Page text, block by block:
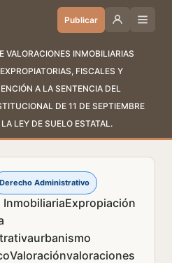
Publicar
VALORACIONES INMOBILIARIAS
FISCALES Y
A LA SENTENCIA DEL
DE 11 DE SEPTIEMBRE
LEY DE SUELO ESTATAL.
Derecho Administrativo
Expropiación
urbanismo
Valoraciónvaloraciones